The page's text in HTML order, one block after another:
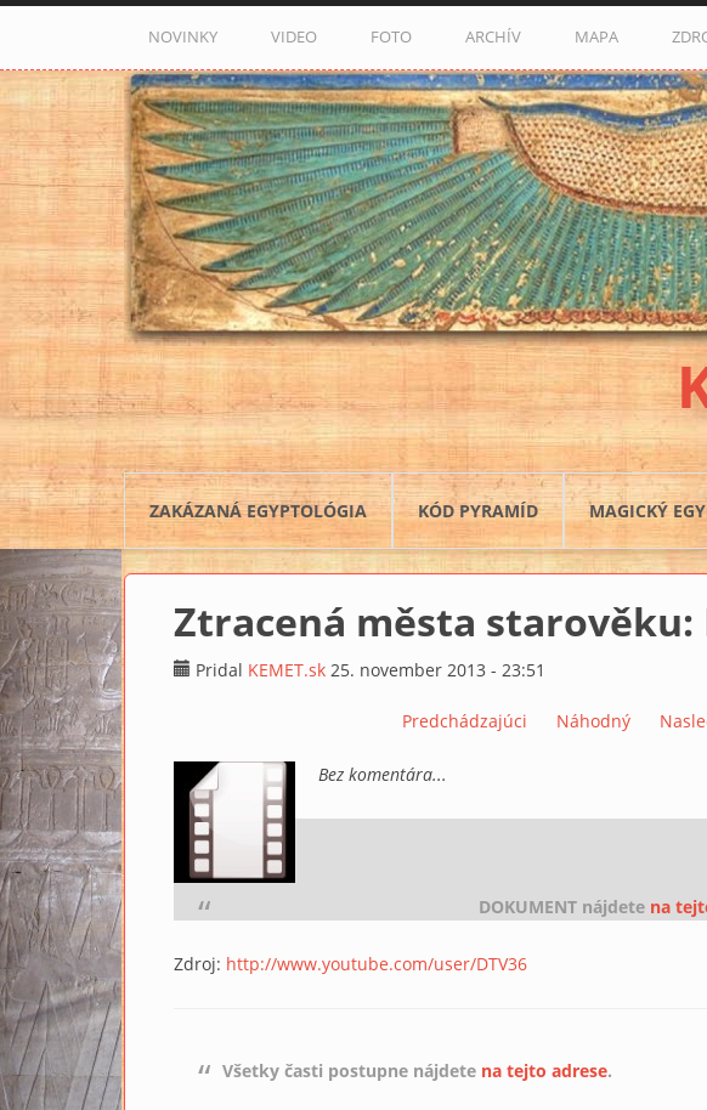
Skočiť na hlavný obsah
NOVINKY VIDEO FOTO ARCHÍV MAPA
ZAKÁZANÁ EGYPTOLÓGIA KÓD PYRAMÍD MAGICKÝ
Ztracená města starověku:
Pridal KEMET.sk 25. november 2013 - 23:51
Predchádzajúci Náhodný
Bez komentára...
DOKUMENT nájdete na
Zdroj: http://www.youtube.com/user/DTV36
Všetky časti postupne nájdete na tejto adrese.